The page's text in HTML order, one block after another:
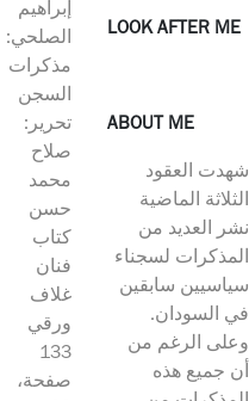
إبراهيم
الصلحي:
مذكرات
السجن
تحرير:
صلاح
محمد
حسن
كتاب
فنان
غلاف
ورقي
133
صفحة،
LOOK AFTER ME
ABOUT ME
شهدت العقود
الثلاثة الماضية
نشر العديد من
المذكرات لسجناء
سياسيين سابقين
في السودان.
وعلى الرغم من
أن جميع هذه